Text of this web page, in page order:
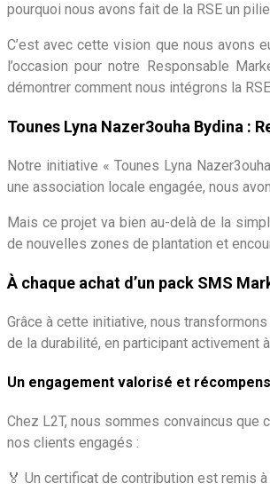
pourquoi nous avons fait de la RSE un
C’est avec cette vision que nous avons
l’occasion pour notre Responsable
démontrer comment nous intégrons la
Tounes Lyna Nazer3ouha Bydina :
Notre initiative « Tounes Lyna
une association locale engagée, nous
Mais ce projet va bien au-delà de la
de nouvelles zones de plantation et
À chaque achat d’un pack SMS
Grâce à cette initiative, nous
de la durabilité, en participant activement
Un engagement valorisé et
Chez L2T, nous sommes convaincus que
nos clients engagés :
🏅 Un certificat de contribution est remis